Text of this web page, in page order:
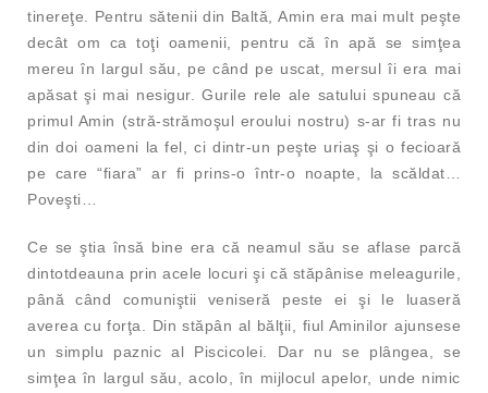
tinereţe. Pentru sătenii din Baltă, Amin era mai mult peşte
decât om ca toţi oamenii, pentru că în apă se simţea
mereu în largul său, pe când pe uscat, mersul îi era mai
apăsat şi mai nesigur. Gurile rele ale satului spuneau că
primul Amin (stră-strămoşul eroului nostru) s-ar fi tras nu
din doi oameni la fel, ci dintr-un peşte uriaş şi o fecioară
pe care “fiara” ar fi prins-o într-o noapte, la scăldat…
Poveşti…
Ce se ştia însă bine era că neamul său se aflase parcă
dintotdeauna prin acele locuri şi că stăpânise meleagurile,
până când comuniştii veniseră peste ei şi le luaseră
averea cu forţa. Din stăpân al bălţii, fiul Aminilor ajunsese
un simplu paznic al Piscicolei. Dar nu se plângea, se
simţea în largul său, acolo, în mijlocul apelor, unde nimic